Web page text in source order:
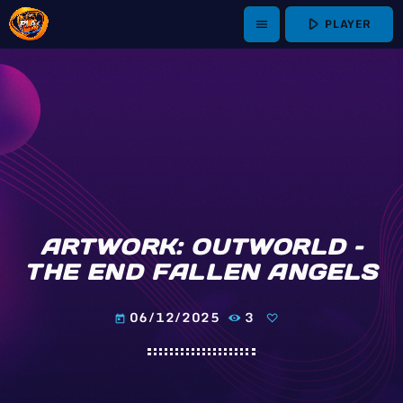
menu play_arrow PLAYER
ARTWORK: OUTWORLD –
THE END FALLEN ANGELS
today 06/12/2025 3